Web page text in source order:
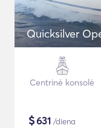
Quicksilver
Centrinė konsolė
$631 /diena